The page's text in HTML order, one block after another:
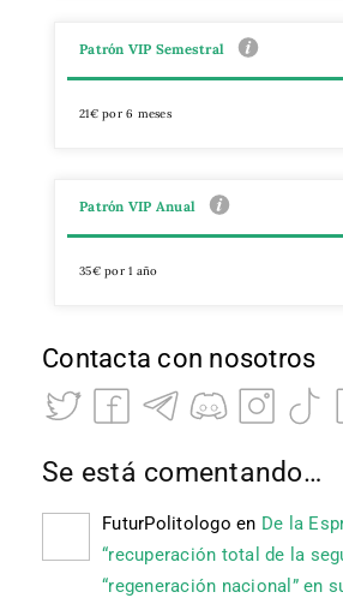
Patrón VIP Semestral
21€ por 6 meses
Patrón VIP Anual
35€ por 1 año
Contacta con nosotros
Se está comentando…
FuturPolitologo en De la
“recuperación total de la
“regeneración nacional” en